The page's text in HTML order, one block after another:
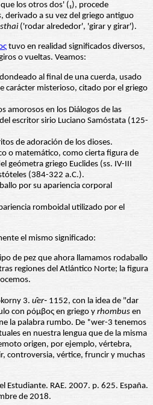
los otros dos' (₁), procede
, derivado a su vez del griego antiguo
('rodar alrededor', 'girar y girar').
tuvo en realidad significados diversos,
o vueltas. Veamos:
al final de una cuerda, usado
carácter misterioso, citado por el griego
amorosos en los Diálogos de las
escritor sirio Luciano Samóstata (125-
de adoración de los dioses.
o matemático, como cierta figura de
geómetra griego Euclides (ss. IV-III
(384-322 a.C.).
por su apariencia corporal
romboidal utilizado por el
el mismo significado:
de pez que ahora llamamos rodaballo
regiones del Atlántico Norte; la figura
3. u̯er‑ 1152, con la idea de "dar
con ρόμβος en griego y rhombus en
la palabra rumbo. De *wer-3 tenemos
en nuestra lengua que de la misma
origen, por ejemplo, vértebra,
controversia, vértice, fruncir y muchas
Estudiante. RAE. 2007. p. 625. España.
de 2018.